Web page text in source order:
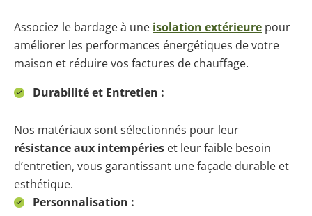
Associez le bardage à une isolation extérieure pour
améliorer les performances énergétiques de votre
maison et réduire vos factures de chauffage.
Durabilité et Entretien :
Nos matériaux sont sélectionnés pour leur
résistance aux intempéries et leur faible besoin
d’entretien, vous garantissant une façade durable et
esthétique.
Personnalisation :